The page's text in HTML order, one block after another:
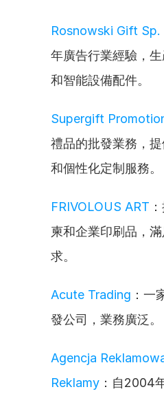
Rosnowski Gift Sp.
年廣告行業經驗，
和智能設備配件。
Supergift
禮品的批發業務，
和個性化定制服務。
FRIVOLOUS ART
柬和企業印刷品，
求。
Acute Trading ：一
發公司，業務廣泛。
Agencja
Reklamy ：自2004